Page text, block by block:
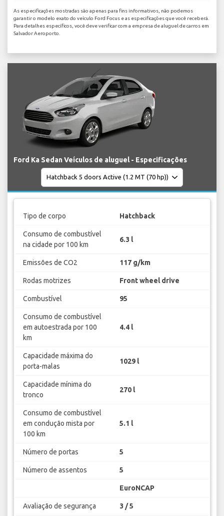
As especificações mostradas são apenas para fins informativos, não podemos
garantir o modelo exato do veículo Ford Focus e as especificações que você receberá.
Para detalhes específicos, você deve verificar com a empresa de aluguel de carros em
Salvador Aeroporto.
Ford Ka Sedan Veículos de aluguel - Especificações
Tipo de corpo Hatchback
Consumo de combustível
na cidade por 100 km
6.3 l
Emissões de CO2 117 g/km
Rodas motrizes Front wheel drive
Combustível 95
Consumo de combustível
em autoestrada por 100
km
4.4 l
Capacidade máxima do
porta-malas
1029 l
Capacidade mínima do
tronco
270 l
Consumo de combustível
em condução mista por
100 km
5.1 l
Número de portas 5
Número de assentos 5
EuroNCAP
Avaliação de segurança 3 / 5